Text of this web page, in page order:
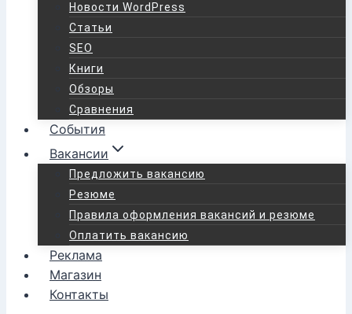
Новости WordPress
Статьи
SEO
Книги
Обзоры
Сравнения
События
Вакансии
Предложить вакансию
Резюме
Правила оформления вакансий и резюме
Оплатить вакансию
Реклама
Магазин
Контакты